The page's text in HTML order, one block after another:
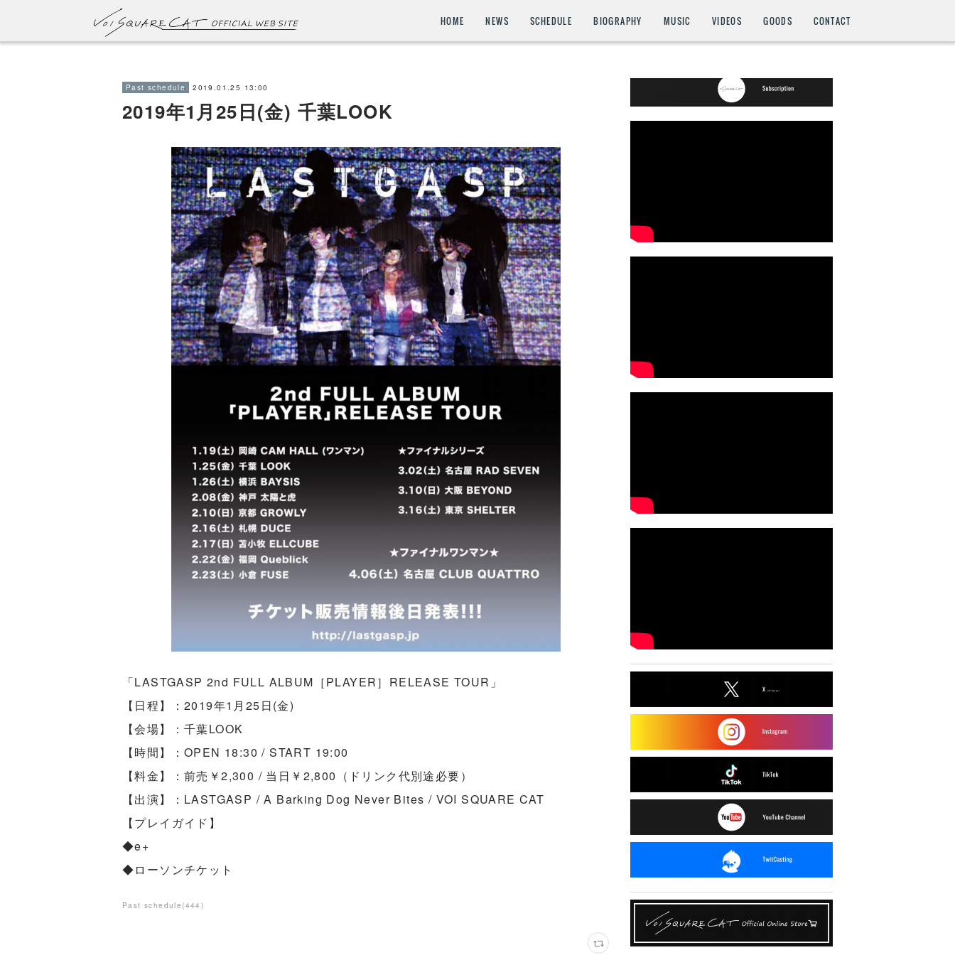
HOME NEWS SCHEDULE BIOGRAPHY MUSIC VIDEOS GOODS CONTACT
Past schedule 2019.01.25 13:00
2019年1月25日(金) 千葉LOOK
「LASTGASP 2nd FULL ALBUM［PLAYER］RELEASE TOUR」
【日程】：2019年1月25日(金)
【会場】：千葉LOOK
【時間】：OPEN 18:30 / START 19:00
【料金】：前売￥2,300 / 当日￥2,800（ドリンク代別途必要）
【出演】：LASTGASP / A Barking Dog Never Bites / VOI SQUARE CAT
【プレイガイド】
◆e+
◆ローソンチケット
Past schedule (444 )